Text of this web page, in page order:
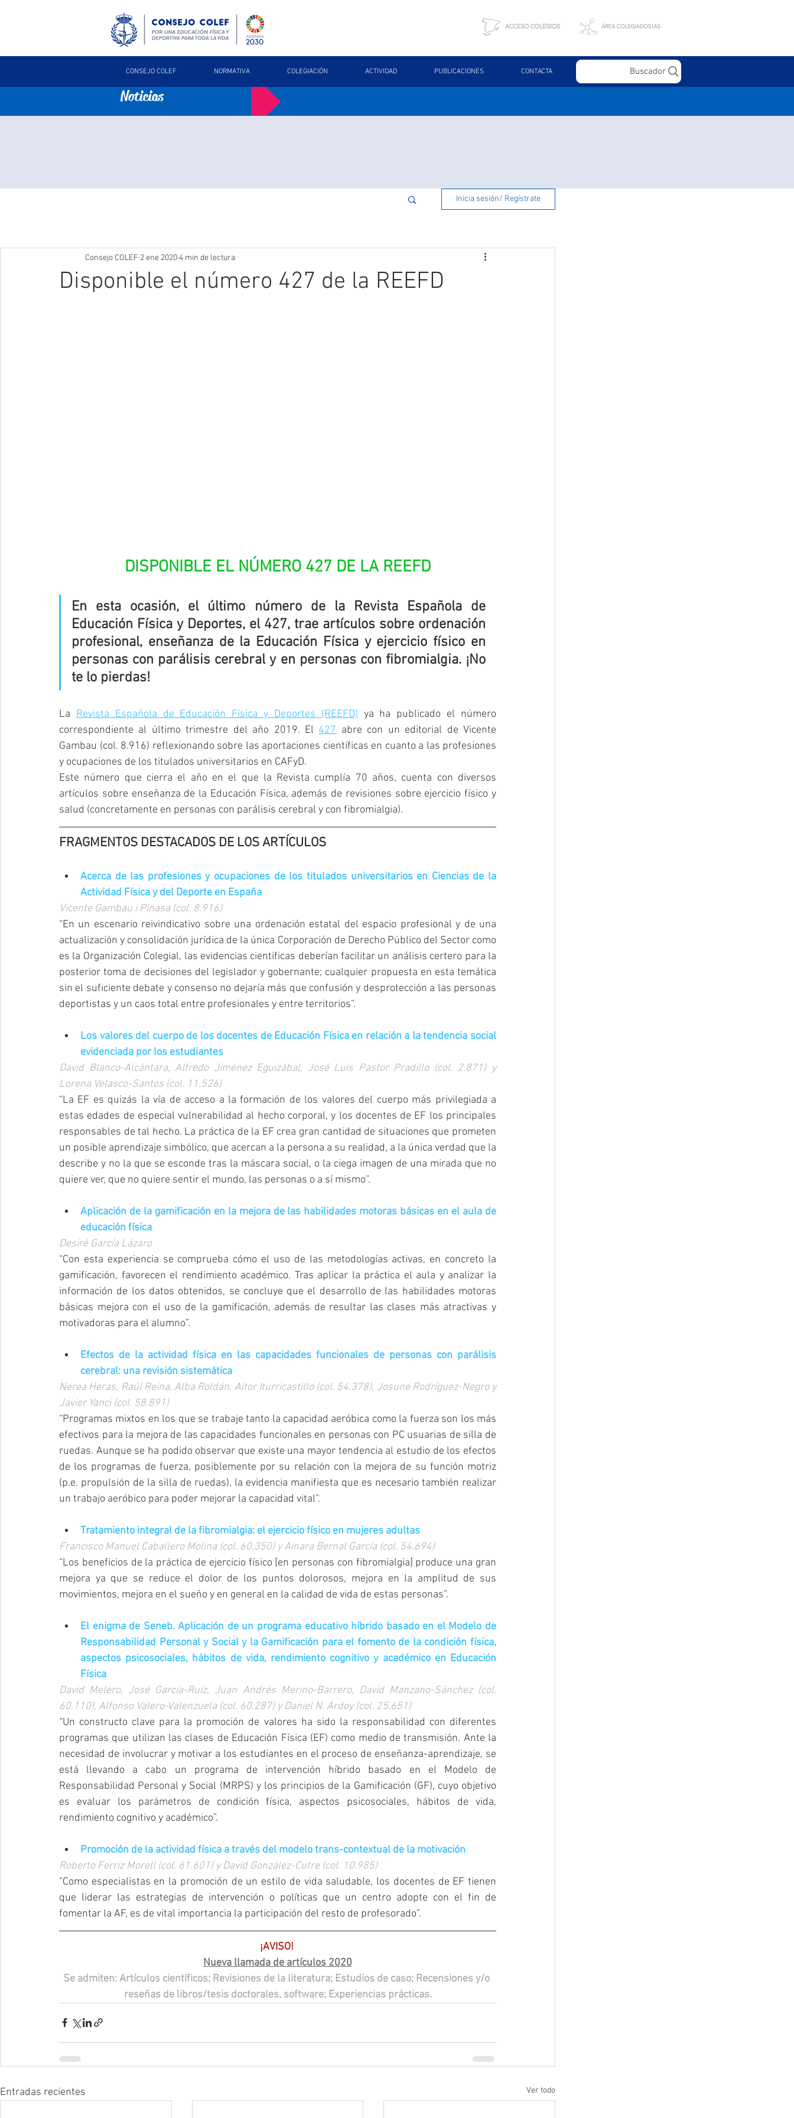
CONSEJO COLEF NORMATIVA COLEGIACIÓN ACTIVIDAD PUBLICACIONES CONTACTA Buscador
Noticias
Inicia sesión/ Regístrate
Disponible el número 427 de la REEFD
Consejo COLEF 2 ene 20204 min de lectura
DISPONIBLE EL NÚMERO 427 DE LA REEFD
En esta ocasión, el último número de la Revista Española de
Educación Física y Deportes, el 427, trae artículos sobre ordenación
profesional, enseñanza de la Educación Física y ejercicio físico en
personas con parálisis cerebral y en personas con fibromialgia. ¡No
te lo pierdas!
La Revista Española de Educación Física y Deportes (REEFD) ya ha publicado el número
correspondiente al último trimestre del año 2019. El 427 abre con un editorial de Vicente
Gambau (col. 8.916) reflexionando sobre las aportaciones científicas en cuanto a las profesiones
y ocupaciones de los titulados universitarios en CAFyD.
Este número que cierra el año en el que la Revista cumplía 70 años, cuenta con diversos
artículos sobre enseñanza de la Educación Física, además de revisiones sobre ejercicio físico y
salud (concretamente en personas con parálisis cerebral y con fibromialgia).
FRAGMENTOS DESTACADOS DE LOS ARTÍCULOS
Acerca de las profesiones y ocupaciones de los titulados universitarios en Ciencias de la
Actividad Física y del Deporte en España
Vicente Gambau i Pinasa (col. 8.916)
“En un escenario reivindicativo sobre una ordenación estatal del espacio profesional y de una
actualización y consolidación jurídica de la única Corporación de Derecho Público del Sector como
es la Organización Colegial, las evidencias científicas deberían facilitar un análisis certero para la
posterior toma de decisiones del legislador y gobernante; cualquier propuesta en esta temática
sin el suficiente debate y consenso no dejaría más que confusión y desprotección a las personas
deportistas y un caos total entre profesionales y entre territorios”.
Los valores del cuerpo de los docentes de Educación Física en relación a la tendencia social
evidenciada por los estudiantes
David Blanco-Alcántara, Alfredo Jiménez Eguizábal, José Luis Pastor Pradillo (col. 2.871) y
Lorena Velasco-Santos (col. 11.526)
“La EF es quizás la vía de acceso a la formación de los valores del cuerpo más privilegiada a
estas edades de especial vulnerabilidad al hecho corporal, y los docentes de EF los principales
responsables de tal hecho. La práctica de la EF crea gran cantidad de situaciones que prometen
un posible aprendizaje simbólico, que acercan a la persona a su realidad, a la única verdad que la
describe y no la que se esconde tras la máscara social, o la ciega imagen de una mirada que no
quiere ver, que no quiere sentir el mundo, las personas o a sí mismo”.
Aplicación de la gamificación en la mejora de las habilidades motoras básicas en el aula de
educación física
Desiré García Lázaro
“Con esta experiencia se comprueba cómo el uso de las metodologías activas, en concreto la
gamificación, favorecen el rendimiento académico. Tras aplicar la práctica el aula y analizar la
información de los datos obtenidos, se concluye que el desarrollo de las habilidades motoras
básicas mejora con el uso de la gamificación, además de resultar las clases más atractivas y
motivadoras para el alumno”.
Efectos de la actividad física en las capacidades funcionales de personas con parálisis
cerebral: una revisión sistemática
Nerea Heras, Raúl Reina, Alba Roldán, Aitor Iturricastillo (col. 54.378), Josune Rodríguez-Negro y
Javier Yanci (col. 58.891)
“Programas mixtos en los que se trabaje tanto la capacidad aeróbica como la fuerza son los más
efectivos para la mejora de las capacidades funcionales en personas con PC usuarias de silla de
ruedas. Aunque se ha podido observar que existe una mayor tendencia al estudio de los efectos
de los programas de fuerza, posiblemente por su relación con la mejora de su función motriz
(p.e. propulsión de la silla de ruedas), la evidencia manifiesta que es necesario también realizar
un trabajo aeróbico para poder mejorar la capacidad vital”.
Tratamiento integral de la fibromialgia: el ejercicio físico en mujeres adultas
Francisco Manuel Caballero Molina (col. 60.350) y Ainara Bernal García (col. 54.694)
“Los beneficios de la práctica de ejercicio físico [en personas con fibromialgia] produce una gran
mejora ya que se reduce el dolor de los puntos dolorosos, mejora en la amplitud de sus
movimientos, mejora en el sueño y en general en la calidad de vida de estas personas”.
El enigma de Seneb. Aplicación de un programa educativo híbrido basado en el Modelo de
Responsabilidad Personal y Social y la Gamificación para el fomento de la condición física,
aspectos psicosociales, hábitos de vida, rendimiento cognitivo y académico en Educación
Física
David Melero, José García-Ruíz, Juan Andrés Merino-Barrero, David Manzano-Sánchez (col.
60.110), Alfonso Valero-Valenzuela (col. 60.287) y Daniel N. Ardoy (col. 25.651)
“Un constructo clave para la promoción de valores ha sido la responsabilidad con diferentes
programas que utilizan las clases de Educación Física (EF) como medio de transmisión. Ante la
necesidad de involucrar y motivar a los estudiantes en el proceso de enseñanza-aprendizaje, se
está llevando a cabo un programa de intervención híbrido basado en el Modelo de
Responsabilidad Personal y Social (MRPS) y los principios de la Gamificación (GF), cuyo objetivo
es evaluar los parámetros de condición física, aspectos psicosociales, hábitos de vida,
rendimiento cognitivo y académico”.
Promoción de la actividad física a través del modelo trans-contextual de la motivación
Roberto Ferriz Morell (col. 61.601) y David González-Cutre (col. 10.985)
“Como especialistas en la promoción de un estilo de vida saludable, los docentes de EF tienen
que liderar las estrategias de intervención o políticas que un centro adopte con el fin de
fomentar la AF, es de vital importancia la participación del resto de profesorado”.
¡AVISO!
Nueva llamada de artículos 2020
Se admiten: Artículos científicos; Revisiones de la literatura; Estudios de caso; Recensiones y/o
reseñas de libros/tesis doctorales, software; Experiencias prácticas.
Entradas recientes Ver todo